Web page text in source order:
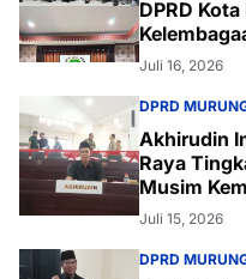
DPRD
Juli 16, 2026
DPRD
Akhirudin
Raya
Musim
Juli 15, 2026
DPRD